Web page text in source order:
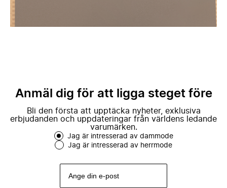
Anmäl dig för att ligga steget före
Bli den första att upptäcka nyheter, exklusiva
erbjudanden och uppdateringar från världens ledande
varumärken.
Jag är intresserad av dammode
Jag är intresserad av herrmode